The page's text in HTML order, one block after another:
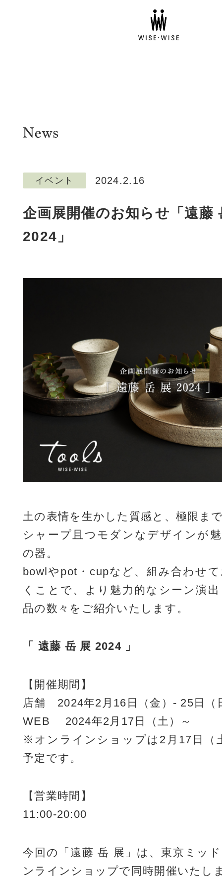
イベント 2024.2.16
企画展開催のお知らせ「遠藤
2024」
土の表情を生かした質感と、極限ま
シャープ且つモダンなデザインが
の器。
bowlやpot・cupなど、組み合わせ
くことで、より魅力的なシーン演
品の数々をご紹介いたします。
「 遠藤 岳 展 2024 」
【開催期間】
店舗 2024年2月16日（金）- 25日（
WEB 2024年2月17日（土）～
※オンラインショップは2月17日（
予定です。
【営業時間】
11:00-20:00
今回の「遠藤 岳 展」は、東京ミッ
ンラインショップで同時開催いたし